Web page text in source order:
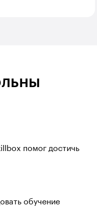
помог достичь
обучение